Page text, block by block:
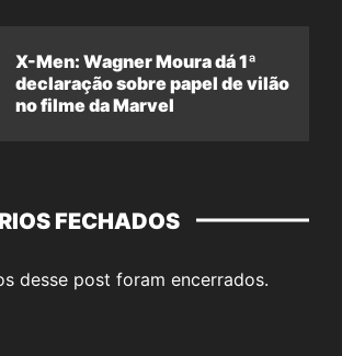
X-Men: Wagner Moura dá 1ª
declaração sobre papel de vilão
no filme da Marvel
FECHADOS
desse post foram encerrados.